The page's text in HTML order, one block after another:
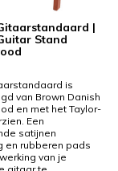
|
Stand
is
van Brown Danish
en met het Taylor-
Een
satijnen
en rubberen pads
van je